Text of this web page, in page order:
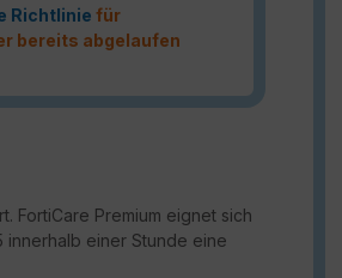
Richtlinie für
bereits abgelaufen
FortiCare Premium eignet sich
einer Stunde eine